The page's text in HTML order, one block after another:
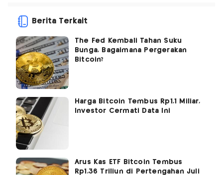
Berita Terkait
The Fed Kembali Tahan Suku
Bunga, Bagaimana Pergerakan
Bitcoin?
Harga Bitcoin Tembus Rp1,1 Miliar,
Investor Cermati Data Ini
Arus Kas ETF Bitcoin Tembus
Rp1,36 Triliun di Pertengahan Juli